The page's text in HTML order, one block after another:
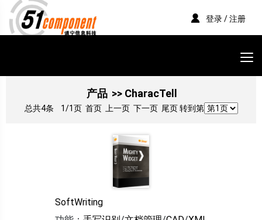
登录 / 注册
产品 >> CharacTell
总共4条 1/1页 首页 上一页 下一页 尾页 转到第
SoftWriting